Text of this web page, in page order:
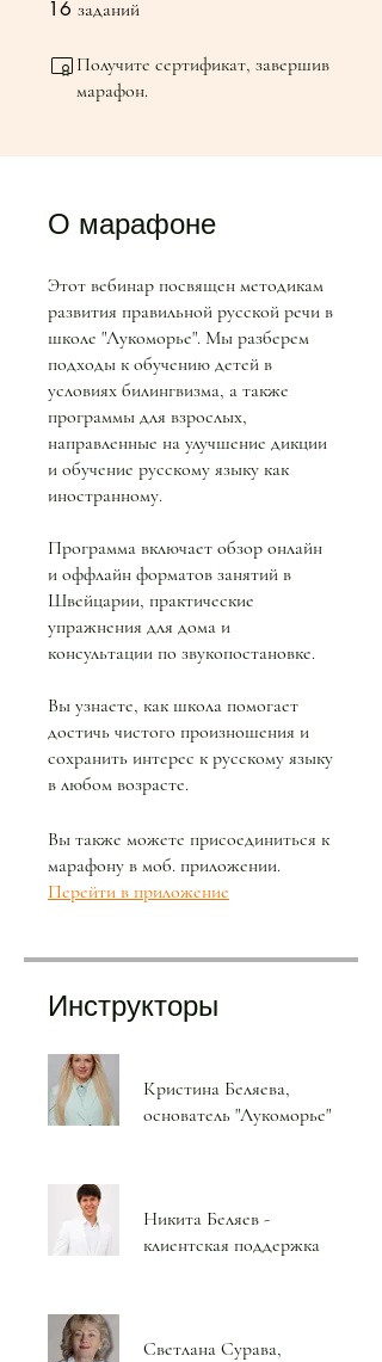
16 заданий
Получите сертификат, завершив
марафон.
О марафоне
Этот вебинар посвящен методикам
развития правильной русской речи в
школе "Лукоморье". Мы разберем
подходы к обучению детей в
условиях билингвизма, а также
программы для взрослых,
направленные на улучшение дикции
и обучение русскому языку как
иностранному.
Программа включает обзор онлайн
и оффлайн форматов занятий в
Швейцарии, практические
упражнения для дома и
консультации по звукопостановке.
Вы узнаете, как школа помогает
достичь чистого произношения и
сохранить интерес к русскому языку
в любом возрасте.
Вы также можете присоединиться к
марафону в моб. приложении.
Перейти в приложение
Инструкторы
Кристина Беляева,
основатель "Лукоморье"
Никита Беляев -
клиентская поддержка
Светлана Сурава,